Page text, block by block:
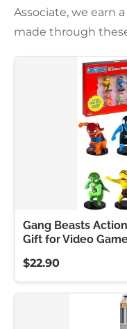
Associate, we earn
made through
Gang Beasts
Gift for Video
$22.90